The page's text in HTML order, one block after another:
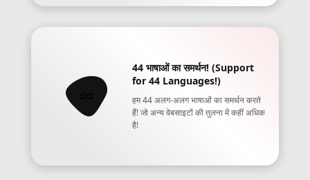
44 भाषाओं का समर्थन! (Support
for 44 Languages!)
हम 44 अलग-अलग भाषाओं का समर्थन करते
हैं! जो अन्य वेबसाइटों की तुलना में कहीं अधिक
है!